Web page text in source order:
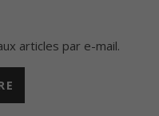
articles par e-mail.